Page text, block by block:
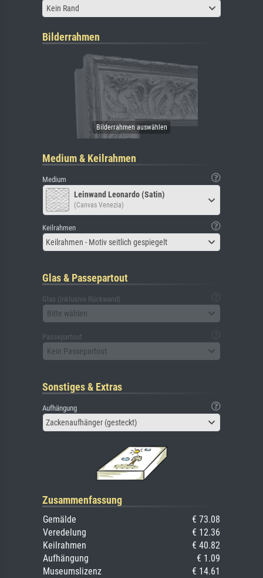
Kein Rand
Bilderrahmen
Medium & Keilrahmen
Medium
Leinwand Leonardo (Satin)
(Canvas Venezia)
Keilrahmen
Keilrahmen - Motiv seitlich gespiegelt
Glas & Passepartout
Glas (inklusive Rückwand)
Bitte wählen
Passepartout
Kein Passepartout
Sonstiges & Extras
Aufhängung
Zackenaufhänger (gesteckt)
Zusammenfassung
Gemälde
€ 73.08
Veredelung
€ 12.36
Keilrahmen
€ 40.82
Aufhängung
€ 1.09
Museumslizenz
€ 14.61